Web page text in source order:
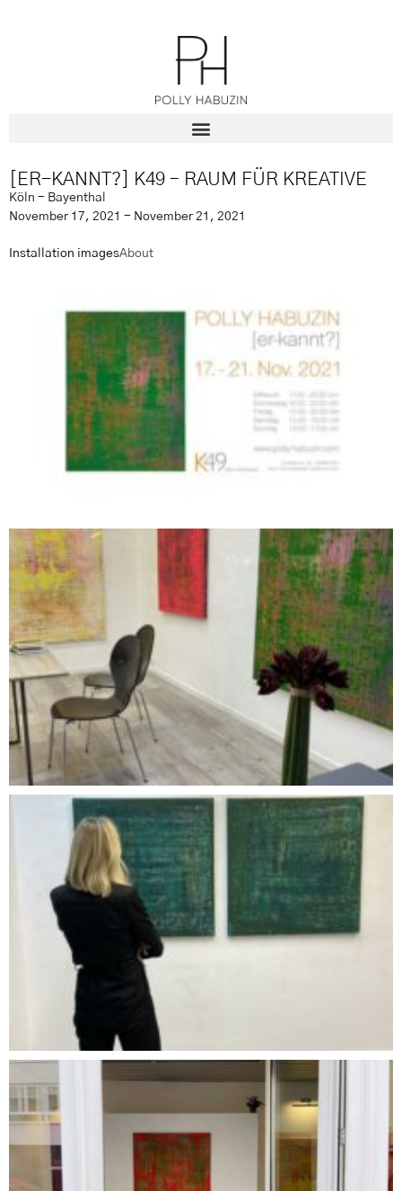
[ER-KANNT?] K49 – RAUM FÜR KREATIVE
Köln - Bayenthal
November 17, 2021 - November 21, 2021
Installation imagesAbout